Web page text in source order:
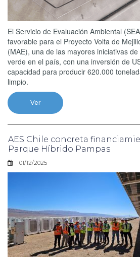
El Servicio de Evaluación Ambiental
favorable para el Proyecto Volta de
(MAE), una de las mayores iniciativas
verde en el país, con una inversión de
capacidad para producir 620.000
limpio.
Ver
AES Chile concreta
Parque Híbrido Pampas
01/12/2025